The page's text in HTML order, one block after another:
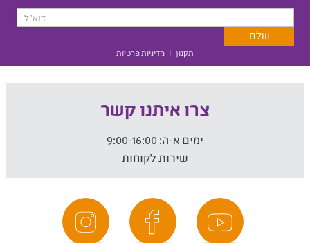
תקנון | מדיניות פרטיות
צרו איתנו קשר
ימים א-ה:
שירות לקוחות